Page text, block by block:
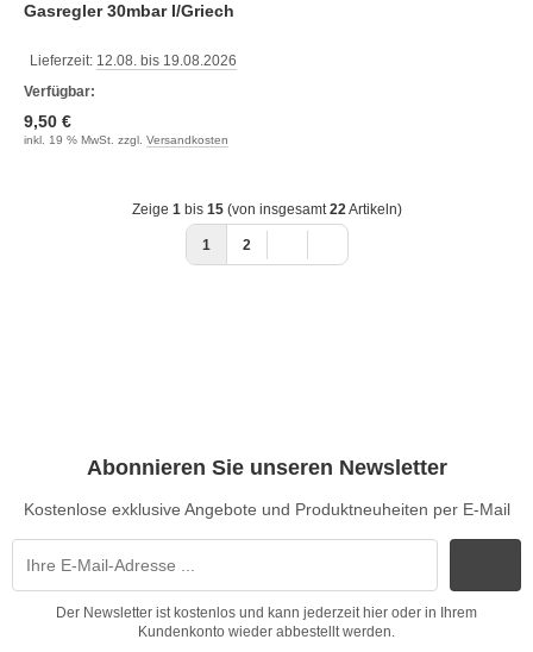
Gasregler 30mbar I/Griech
Lieferzeit: 12.08. bis 19.08.2026
Verfügbar:
9,50 €
inkl. 19 % MwSt. zzgl. Versandkosten
Zeige 1bis 15(von insgesamt22Artikeln)
1 2
Abonnieren Sie unseren Newsletter
Kostenlose exklusive Angebote und Produktneuheiten per E-Mail
Der Newsletter ist kostenlos und kann jederzeit hier oder in Ihrem
Kundenkonto wieder abbestellt werden.